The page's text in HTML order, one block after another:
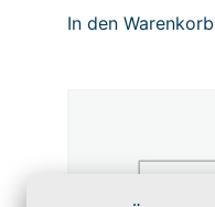
In den Warenkorb